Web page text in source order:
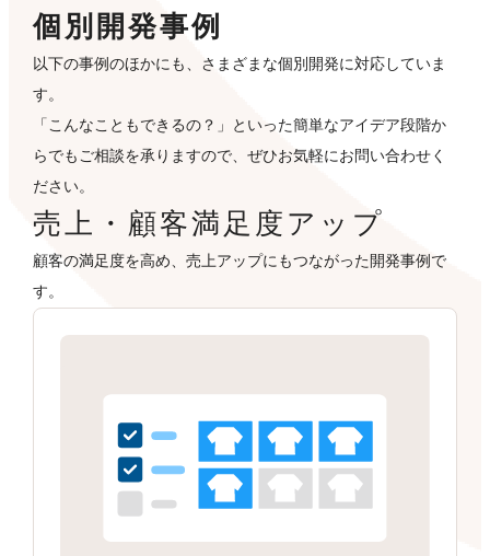
個別開発事例
以下の事例のほかにも、さまざまな個別開発に対応していま
す。
「こんなこともできるの？」といった簡単なアイデア段階か
らでもご相談を承りますので、ぜひお気軽にお問い合わせく
ださい。
売上・顧客満足度アップ
顧客の満足度を高め、売上アップにもつながった開発事例で
す。